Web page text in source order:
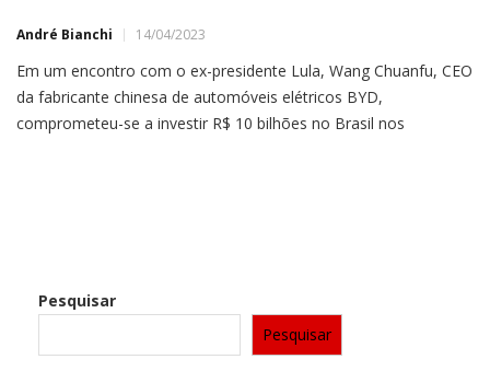
André Bianchi 14/04/2023
Em um encontro com o ex-presidente Lula, Wang Chuanfu, CEO
da fabricante chinesa de automóveis elétricos BYD,
comprometeu-se a investir R$ 10 bilhões no Brasil nos
Pesquisar
Pesquisar